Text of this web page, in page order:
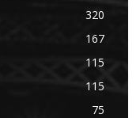
320
167
115
115
75